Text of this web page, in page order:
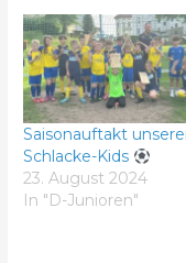
Saisonauftakt
Schlacke-Kids
23. August 2024
In "D-Junioren"